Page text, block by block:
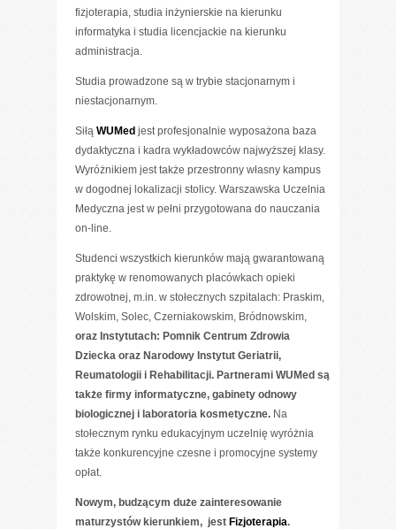
fizjoterapia, studia inżynierskie na kierunku
informatyka i studia licencjackie na kierunku
administracja.
Studia prowadzone są w trybie stacjonarnym i
niestacjonarnym.
Siłą WUMed jest profesjonalnie wyposażona baza
dydaktyczna i kadra wykładowców najwyższej klasy.
Wyróżnikiem jest także przestronny własny kampus
w dogodnej lokalizacji stolicy. Warszawska Uczelnia
Medyczna jest w pełni przygotowana do nauczania
on-line.
Studenci wszystkich kierunków mają gwarantowaną
praktykę w renomowanych placówkach opieki
zdrowotnej, m.in. w stołecznych szpitalach: Praskim,
Wolskim, Solec, Czerniakowskim, Bródnowskim,
oraz Instytutach: Pomnik Centrum Zdrowia
Dziecka oraz Narodowy Instytut Geriatrii,
Reumatologii i Rehabilitacji. Partnerami WUMed są
także firmy informatyczne, gabinety odnowy
biologicznej i laboratoria kosmetyczne. Na
stołecznym rynku edukacyjnym uczelnię wyróżnia
także konkurencyjne czesne i promocyjne systemy
opłat.
Nowym, budzącym duże zainteresowanie
maturzystów kierunkiem, jest Fizjoterapia.